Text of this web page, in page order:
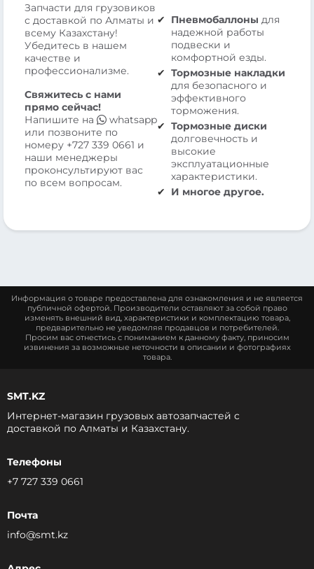
Запчасти для грузовиков
с доставкой по Алматы и
всему Казахстану!
Убедитесь в нашем
качестве и
профессионализме.
Свяжитесь с нами
прямо сейчас!
Напишите на
whatsapp
или позвоните по
номеру +727 339 0661 и
наши менеджеры
проконсультируют вас
по всем вопросам.
Пневмобаллоны для
надежной работы
подвески и
комфортной езды.
Тормозные накладки
для безопасного и
эффективного
торможения.
Тормозные диски
долговечность и
высокие
эксплуатационные
характеристики.
И многое другое.
Информация о товаре предоставлена для ознакомления и не является
публичной офертой. Производители оставляют за собой право
изменять внешний вид, характеристики и комплектацию товара,
предварительно не уведомляя продавцов и потребителей.
Просим вас отнестись с пониманием к данному факту, приносим
извинения за возможные неточности в описании и фотографиях
товара.
SMT.KZ
Интернет-магазин грузовых автозапчастей c
доставкой по Алматы и Казахстану.
Телефоны
+7 727 339 0661
Почта
info@smt.kz